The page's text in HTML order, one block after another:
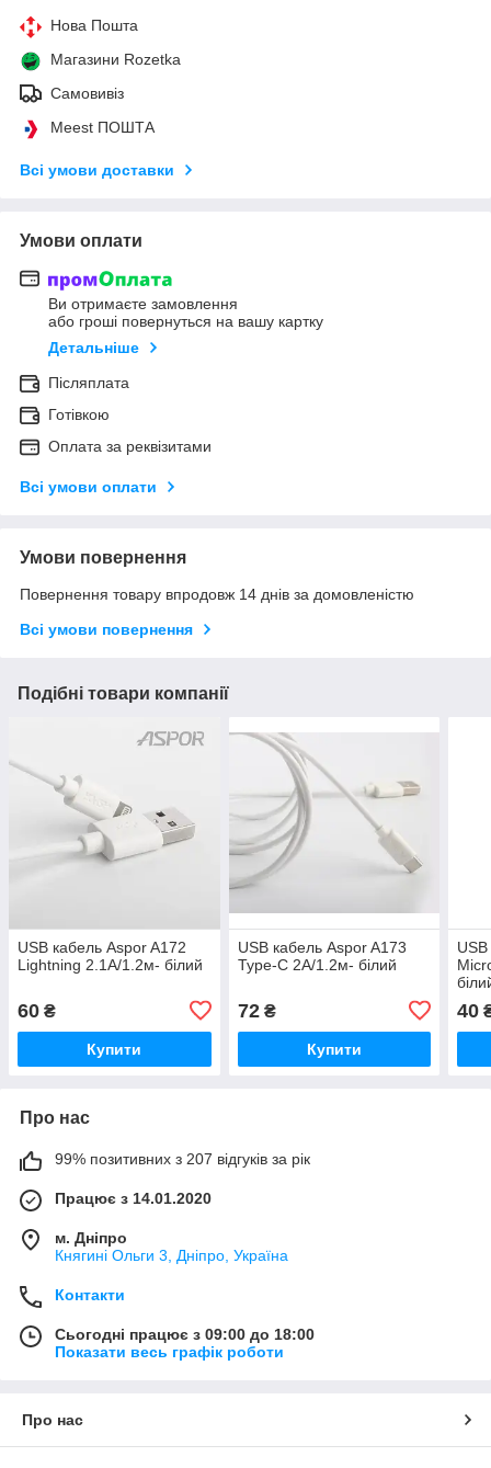
Нова Пошта
Магазини Rozetka
Самовивіз
Meest ПОШТА
Всі умови доставки
Умови оплати
Ви отримаєте замовлення
або гроші повернуться на вашу картку
Детальніше
Післяплата
Готівкою
Оплата за реквізитами
Всі умови оплати
Умови повернення
Повернення товару впродовж 14 днів за домовленістю
Всі умови повернення
Подібні товари компанії
USB кабель Aspor A172
Lightning 2.1A/1.2м- білий
60 ₴
Купити
USB кабель Aspor A173
Type-C 2A/1.2м- білий
72₴
Купити
40
Про нас
99% позитивних з 207 відгуків за рік
Працює з 14.01.2020
м. Дніпро
Княгині Ольги 3, Дніпро, Україна
Контакти
Сьогодні працює з 09:00 до 18:00
Показати весь графік роботи
Про нас